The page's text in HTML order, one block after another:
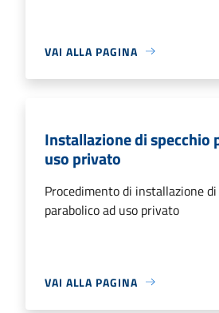
VAI ALLA PAGINA
Installazione di specchio
uso privato
Procedimento di installazione
parabolico ad uso privato
VAI ALLA PAGINA